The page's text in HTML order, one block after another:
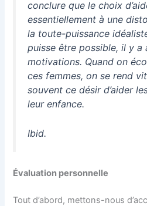
conclure que le choix
essentiellement à une
la toute-puissance
puisse être possible, il y a
motivations. Quand on
ces femmes, on se rend
souvent ce désir d’aider
leur enfance.
Ibid.
Évaluation personnelle
Tout d’abord, mettons-nous